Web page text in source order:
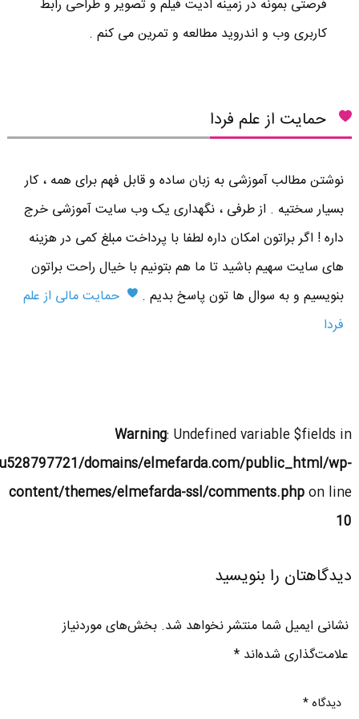
فرصتی بمونه در زمینه ادیت فیلم و تصویر و طراحی رابط
کاربری وب و اندروید مطالعه و تمرین می کنم .
حمایت از علم فردا
نوشتن مطالب آموزشی به زبان ساده و قابل فهم برای همه ، کار
بسیار سختیه . از طرفی ، نگهداری یک وب سایت آموزشی خرج
داره ! اگر براتون امکان داره لطفا با پرداخت مبلغ کمی در هزینه
های سایت سهیم باشید تا ما هم بتونیم با خیال راحت براتون
بنویسیم و به سوال ها تون پاسخ بدیم .
حمایت مالی از علم
فردا
Warning: Undefined variable $fields in
domains/elmefarda.com/public_html/wp-
content/themes/elmefarda-ssl/comments.phpon line
10
دیدگاهتان را بنویسید
نشانی ایمیل شما منتشر نخواهد شد. بخش‌های موردنیاز
علامت‌گذاری شده‌اند*
دیدگاه*